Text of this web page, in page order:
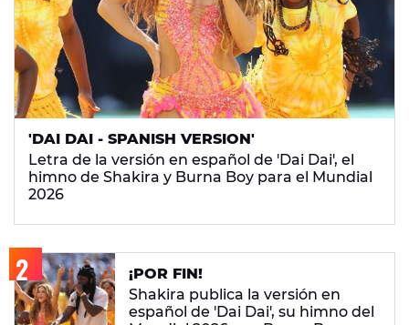
'DAI DAI - SPANISH VERSION'
Letra de la versión en español de 'Dai Dai', el
himno de Shakira y Burna Boy para el Mundial
2026
¡POR FIN!
Shakira publica la versión en
español de 'Dai Dai', su himno del